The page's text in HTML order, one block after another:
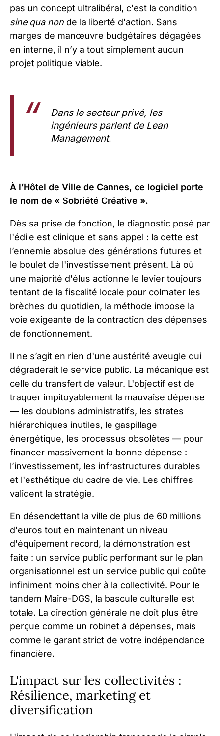
pas un concept ultralibéral, c'est la condition
sine qua non de la liberté d'action. Sans
marges de manœuvre budgétaires dégagées
en interne, il n’y a tout simplement aucun
projet politique viable.
Dans le secteur privé, les
ingénieurs parlent de Lean
Management.
À l’Hôtel de Ville de Cannes, ce logiciel porte
le nom de « Sobriété Créative ».
Dès sa prise de fonction, le diagnostic posé par
l'édile est clinique et sans appel : la dette est
l’ennemie absolue des générations futures et
le boulet de l'investissement présent. Là où
une majorité d'élus actionne le levier toujours
tentant de la fiscalité locale pour colmater les
brèches du quotidien, la méthode impose la
voie exigeante de la contraction des dépenses
de fonctionnement.
Il ne s’agit en rien d'une austérité aveugle qui
dégraderait le service public. La mécanique est
celle du transfert de valeur. L'objectif est de
traquer impitoyablement la mauvaise dépense
— les doublons administratifs, les strates
hiérarchiques inutiles, le gaspillage
énergétique, les processus obsolètes — pour
financer massivement la bonne dépense :
l’investissement, les infrastructures durables
et l'esthétique du cadre de vie. Les chiffres
valident la stratégie.
En désendettant la ville de plus de 60 millions
d'euros tout en maintenant un niveau
d'équipement record, la démonstration est
faite : un service public performant sur le plan
organisationnel est un service public qui coûte
infiniment moins cher à la collectivité. Pour le
tandem Maire-DGS, la bascule culturelle est
totale. La direction générale ne doit plus être
perçue comme un robinet à dépenses, mais
comme le garant strict de votre indépendance
financière.
L'impact sur les collectivités :
Résilience, marketing et
diversification